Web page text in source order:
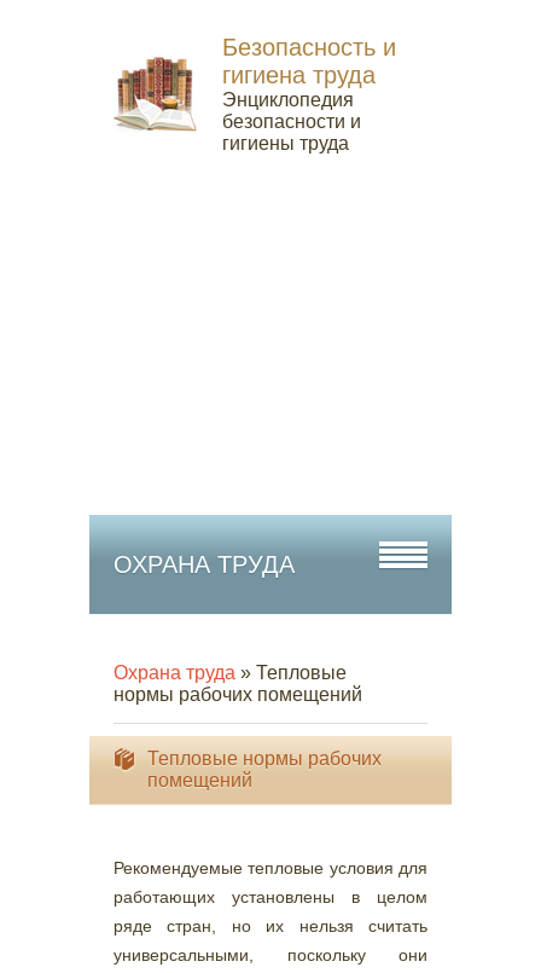
Безопасность и
гигиена труда
Энциклопедия
безопасности и
гигиены труда
ОХРАНА ТРУДА
Охрана труда » Тепловые
нормы рабочих помещений
Тепловые нормы рабочих
помещений
Рекомендуемые тепловые условия для
работающих установлены в целом
ряде стран, но их нельзя считать
универсальными, поскольку они